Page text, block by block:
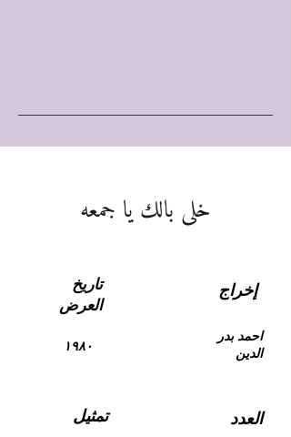
خلى بالك يا جمعه
تمثيل العدد
تاريخ
العرض
إخراج
١٩٨٠
احمد بدر
الدين